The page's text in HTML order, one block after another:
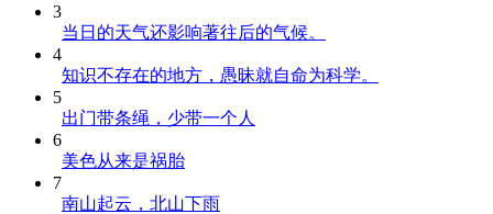
3
当日的天气还影响著往后的气候。
4
知识不存在的地方，愚昧就自命为科学。
5
出门带条绳，少带一个人
6
美色从来是祸胎
7
南山起云，北山下雨